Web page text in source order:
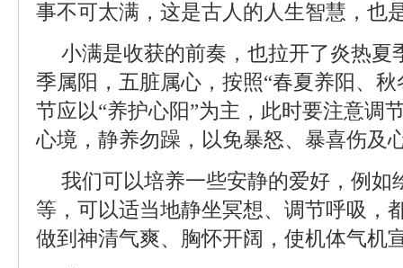
事不可太满，这是古人的人生智慧，也
小满是收获的前奏，也拉开了炎热夏
季属阳，五脏属心，按照“春夏养阳、
节应以“养护心阳”为主，此时要注意调
心境，静养勿躁，以免暴怒、暴喜伤及
我们可以培养一些安静的爱好，例如
等，可以适当地静坐冥想、调节呼吸，
做到神清气爽、胸怀开阔，使机体气机